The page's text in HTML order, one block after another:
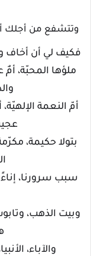
وتتشفع من أجلك
فكيف لي أن أخاف
ملؤها المحبّة،
أمّ النعمة
بتولا حكيمة،
سبب سرورنا، إناءً
وبيت الذهب،
والآباء،